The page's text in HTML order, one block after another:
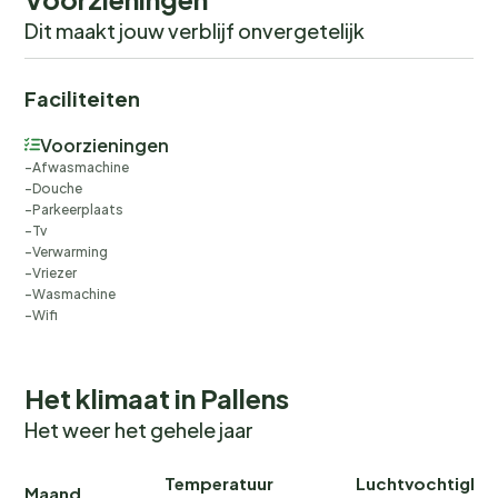
Dit maakt jouw verblijf onvergetelijk
Faciliteiten
Voorzieningen
Afwasmachine
Douche
Parkeerplaats
Tv
Verwarming
Vriezer
Wasmachine
Wifi
Het klimaat in Pallens
Het weer het gehele jaar
Maand
Temperatuur